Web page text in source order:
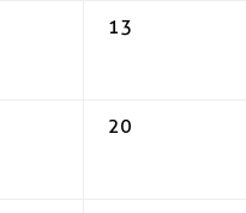
13
20